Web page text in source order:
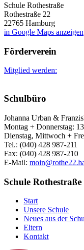
Schule Rothestraße
Rothestraße 22
22765 Hamburg
in Google Maps anzeigen
Förderverein
Mitglied werden:
Schulbüro
Johanna Urban &
Montag + Donnerstag:
Dienstag, Mittwoch +
Tel.: (040) 428 987-211
Fax: (040) 428 987-210
E-Mail:
Schule Rothestraße
Start
Unsere Schule
Neues aus der
Eltern
Kontakt